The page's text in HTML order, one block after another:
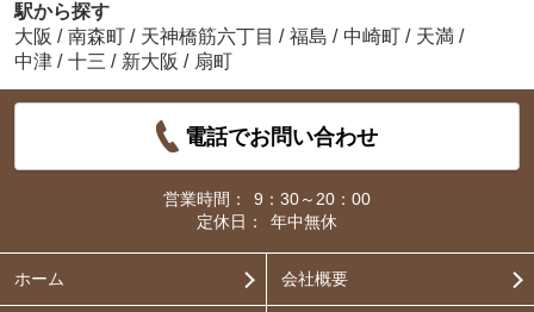
駅から探す
大阪 / 南森町 / 天神橋筋六丁目 / 福島 / 中崎町 / 天満 /
中津 / 十三 / 新大阪 / 扇町
電話でお問い合わせ
営業時間：
9：30～20：00
定休日：
年中無休
ホーム 会社概要